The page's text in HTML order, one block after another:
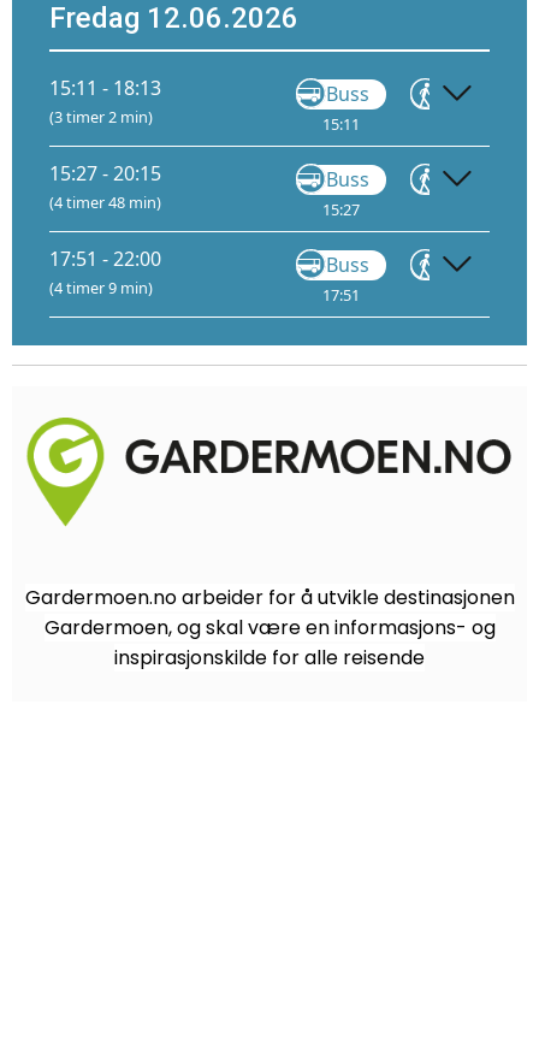
Fredag 12.06.2026
15:11 - 18:13
(3 timer 2 min)
Buss
15:11
Gå
15:27 - 20:15
(4 timer 48 min)
Buss
15:27
Gå
17:51 - 22:00
(4 timer 9 min)
Buss
17:51
Gå
Gardermoen.no arbeider for å utvikle destinasjonen
Gardermoen, og skal være en informasjons- og
inspirasjonskilde for alle reisende